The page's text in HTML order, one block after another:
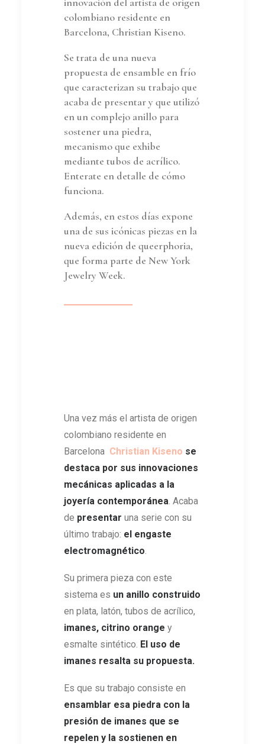
colombiano residente en
Barcelona, Christian Kiseno.
Se trata de una nueva
propuesta de ensamble en frío
que caracterizan su trabajo que
acaba de presentar y que utilizó
en un complejo anillo para
sostener una piedra,
mecanismo que exhibe
mediante tubos de acrílico.
Enterate en detalle de cómo
funciona.
Además, en estos días expone
una de sus icónicas piezas en la
nueva edición de queerphoria,
que forma parte de New York
Jewelry Week.
Una vez más el artista de origen
colombiano residente en
Barcelona Christian Kiseno se
destaca por sus innovaciones
mecánicas aplicadas a la
joyería contemporánea. Acaba
de presentar una serie con su
último trabajo: el engaste
electromagnético.
Su primera pieza con este
sistema es un anillo construido
en plata, latón, tubos de acrílico,
imanes, citrino orange y
esmalte sintético. El uso de
imanes resalta su propuesta.
Es que su trabajo consiste en
ensamblar esa piedra con la
presión de imanes que se
repelen y la sostienen en